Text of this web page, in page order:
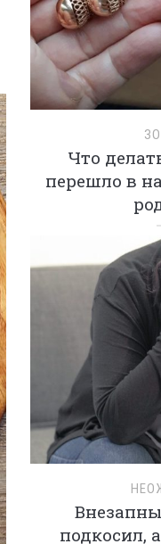
Что
перешло в
подкосил,